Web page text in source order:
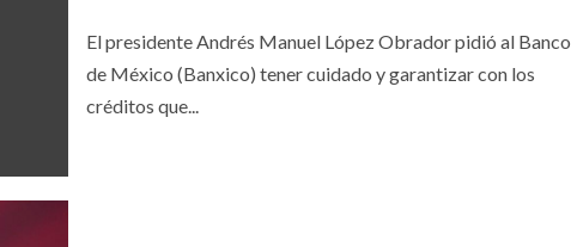
El presidente Andrés Manuel López Obrador pidió al Banco
de México (Banxico) tener cuidado y garantizar con los
créditos que...